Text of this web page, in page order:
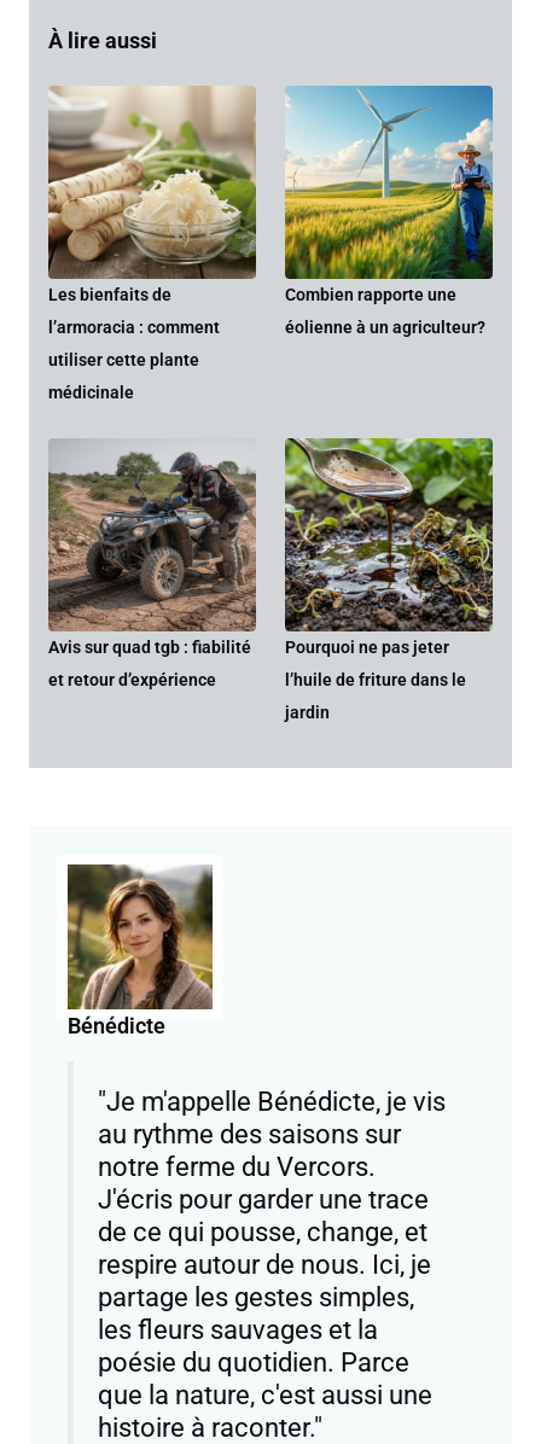
À lire aussi
Les bienfaits de
l’armoracia : comment
utiliser cette plante
médicinale
Combien rapporte une
éolienne à un agriculteur?
Avis sur quad tgb : fiabilité
et retour d’expérience
Pourquoi ne pas jeter
l’huile de friture dans le
jardin
Bénédicte
"Je m'appelle Bénédicte, je vis
au rythme des saisons sur
notre ferme du Vercors.
J'écris pour garder une trace
de ce qui pousse, change, et
respire autour de nous. Ici, je
partage les gestes simples,
les fleurs sauvages et la
poésie du quotidien. Parce
que la nature, c'est aussi une
histoire à raconter."